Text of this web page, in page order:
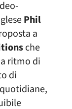
Phil
a
che
ritmo di
di